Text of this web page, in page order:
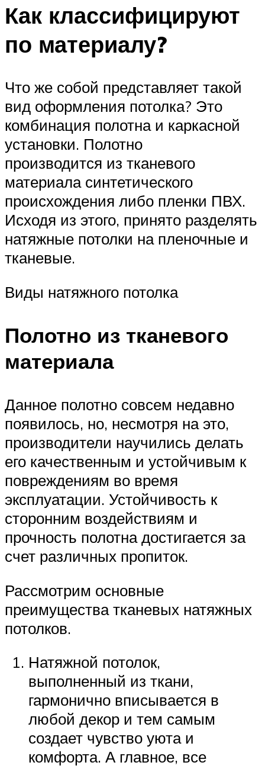
Как классифицируют
по материалу?
Что же собой представляет такой
вид оформления потолка? Это
комбинация полотна и каркасной
установки. Полотно
производится из тканевого
материала синтетического
происхождения либо пленки ПВХ.
Исходя из этого, принято разделять
натяжные потолки на пленочные и
тканевые.
Виды натяжного потолка
Полотно из тканевого
материала
Данное полотно совсем недавно
появилось, но, несмотря на это,
производители научились делать
его качественным и устойчивым к
повреждениям во время
эксплуатации. Устойчивость к
сторонним воздействиям и
прочность полотна достигается за
счет различных пропиток.
Рассмотрим основные
преимущества тканевых натяжных
потолков.
Натяжной потолок,
выполненный из ткани,
гармонично вписывается в
любой декор и тем самым
создает чувство уюта и
комфорта. А главное, все